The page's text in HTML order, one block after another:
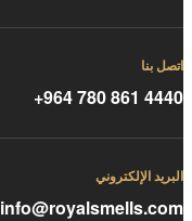
اتصل بنا
+964 780 861 4440
البريد الإلكتروني
info@royalsmells.com